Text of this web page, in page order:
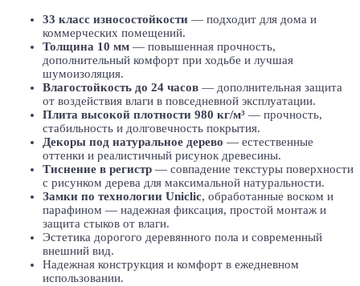
33 класс износостойкости — подходит для дома и
коммерческих помещений.
Толщина 10 мм — повышенная прочность,
дополнительный комфорт при ходьбе и лучшая
шумоизоляция.
Влагостойкость до 24 часов — дополнительная защита
от воздействия влаги в повседневной эксплуатации.
Плита высокой плотности 980 кг/м³ — прочность,
стабильность и долговечность покрытия.
Декоры под натуральное дерево — естественные
оттенки и реалистичный рисунок древесины.
Тиснение в регистр — совпадение текстуры поверхности
с рисунком дерева для максимальной натуральности.
Замки по технологии Uniclic, обработанные воском и
парафином — надежная фиксация, простой монтаж и
защита стыков от влаги.
Эстетика дорогого деревянного пола и современный
внешний вид.
Надежная конструкция и комфорт в ежедневном
использовании.